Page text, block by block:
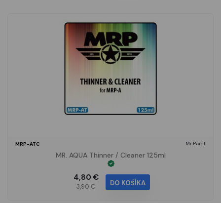
MRP-ATC Mr.Paint
MR. AQUA Thinner / Cleaner 125ml
4,80 €
3,90 € DO KOŠÍKA